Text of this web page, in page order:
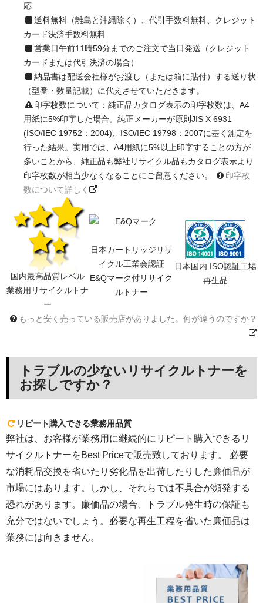
応
送料無料（離島と沖縄除く）、代引手数料無料、クレジット
カード決済手数料無料
営業日午前11時59分までのご注文で当日発送（クレジット
カードまたは代引決済の場合）
納品書は配送会社様がお渡し（または箱に貼付）する送り状
（型番・数量記載）に代えさせていただきます。
印字枚数について：純正品カタログ表示の印字枚数は、A4
用紙に5%印字した場合。純正メーカーが原則JIS X 6931
(ISO/IEC 19752：2004)、ISO/IEC 19798：2007に基く測定を
行った結果。実用では、A4用紙に5%以上印字することの方が
多いことから、純正品も弊社リサイクル品もカタログ表示より
印字枚数が相当少なくなることにご留意ください。
印字枚
数について詳しく
国内最高品質レベル
業務用リサイクルトナ
ー
日本カートリッジリサ
イクル工業会認証
E&Qマーク付リサイク
ルトナー
日本国内 ISO認証工場
再生品
もっと安く売っている販売店がありました。何が違うのですか？
トラブルの少ないリサイクルトナーを
お探しですか？
リピート購入できる業務用品質
弊社は、お客様が業務用に継続的にリピート購入できるリ
サイクルトナーをBest Priceで販売致しております。 必要
な消耗品交換を省いたり劣化品を出荷したりした廉価品が
市場にはあります。しかし、それらでは不具合が頻発する
恐れがあります。廉価品の場合、トラブル発生時の保証も
充分ではないでしょう。必要な再生工程を省いた廉価品は
業務には向きません。